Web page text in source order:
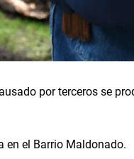
por terceros se
en el Barrio Maldonado.